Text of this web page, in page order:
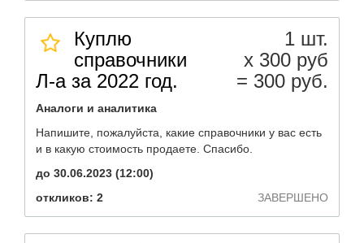
Куплю
справочники
Л-а за 2022 год.
1 шт.
х 300 руб
= 300 руб.
Аналоги и аналитика
Напишите, пожалуйста, какие справочники у вас есть
и в какую стоимость продаете. Спасибо.
до 30.06.2023 (12:00)
откликов: 2
ЗАВЕРШЕНО